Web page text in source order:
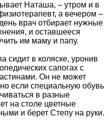
Наташа, – утром и в
а вечером –
врач отбирает нужные
и оставшееся
им маму и папу.
сидит в коляске, уронив
сапогах с
Он не может
если специальную обувь
в разные
на столе цветные
и берет Степу на руки.